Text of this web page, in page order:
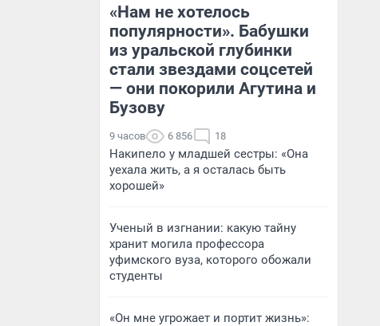
бизнесе
«Нам не хотелось
популярности». Бабушки
из уральской глубинки
стали звездами соцсетей
— они покорили Агутина и
Бузову
9 часов 6 856 18
Накипело у младшей сестры: «Она
уехала жить, а я осталась быть
хорошей»
Ученый в изгнании: какую тайну
хранит могила профессора
уфимского вуза, которого обожали
студенты
«Он мне угрожает и портит жизнь»: